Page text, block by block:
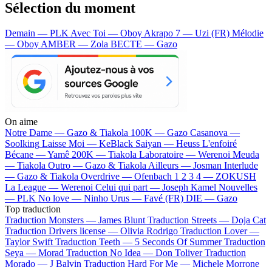
Sélection du moment
Demain — PLKAvec Toi — OboyAkrapo 7 — Uzi (FR) Mélodie
— OboyAMBER — Zola BECTE — Gazo
On aime
Notre Dame — Gazo & Tiakola 100K — Gazo Casanova —
Soolking Laisse Moi — KeBlack Saiyan — Heuss L'enfoiré
Bécane —Yamê 200K — Tiakola Laboratoire — Werenoi Meuda
— Tiakola Outro — Gazo & TiakolaAilleurs — Josman Interlude
— Gazo & Tiakola Overdrive — Ofenbach 1 2 3 4 — ZOKUSH
La League — Werenoi Celui qui part — Joseph Kamel Nouvelles
— PLK No love — Ninho Urus — Favé (FR) DIE — Gazo
Top traduction
Traduction Monsters — James Blunt Traduction Streets — Doja Cat
Traduction Drivers license — Olivia Rodrigo Traduction Lover —
Taylor Swift Traduction Teeth — 5 Seconds Of Summer Traduction
Seya — Morad Traduction No Idea — Don Toliver Traduction
Morado — J Balvin Traduction Hard For Me — Michele Morrone